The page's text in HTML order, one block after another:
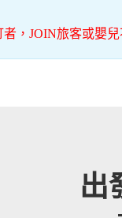
，JOIN旅客或嬰
出